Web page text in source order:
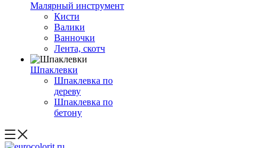
Малярный инструмент
Кисти
Валики
Ванночки
Лента, скотч
Шпаклевки
Шпаклевка по
дереву
Шпаклевка по
бетону